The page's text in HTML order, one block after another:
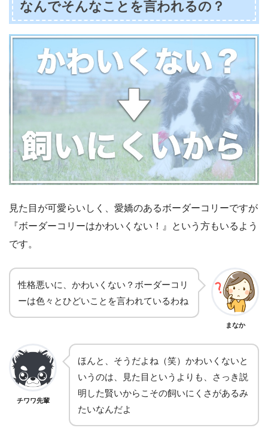
なんでそんなことを言われるの？
見た目が可愛らいしく、愛嬌のあるボーダーコリーですが
『ボーダーコリーはかわいくない！』という方もいるよう
です。
性格悪いに、かわいくない？ボーダーコリ
ーは色々とひどいことを言われているわね
まなか
チワワ先輩
ほんと、そうだよね（笑）かわいくないと
いうのは、見た目というよりも、さっき説
明した賢いからこその飼いにくさがあるみ
たいなんだよ